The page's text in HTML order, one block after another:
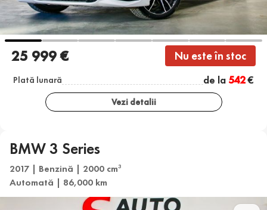
25 999 € Nu este în stoc
Plată lunară de la 542€
Vezi detalii
BMW 3 Series
2017 | Benzină | 2000 cm3
Automată | 86,000 km